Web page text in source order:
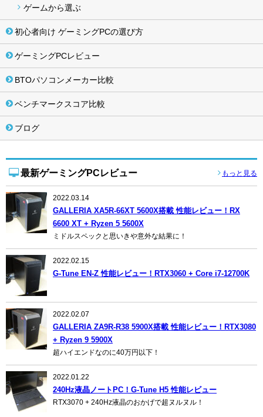
ゲームから選ぶ
初心者向け ゲーミングPCの選び方
ゲーミングPCレビュー
BTOパソコンメーカー比較
ベンチマークスコア比較
ブログ
最新ゲーミングPCレビュー もっと見る
2022.03.14
GALLERIA XA5R-66XT 5600X搭載 性能レビュー！RX
6600 XT + Ryzen 5 5600X
ミドルスペックと思いきや意外な結果に！
2022.02.15
G-Tune EN-Z 性能レビュー！RTX3060 + Core i7-12700K
2022.02.07
GALLERIA ZA9R-R38 5900X搭載 性能レビュー！RTX3080
+ Ryzen 9 5900X
超ハイエンドなのに40万円以下！
2022.01.22
240Hz液晶ノートPC！G-Tune H5 性能レビュー
RTX3070 + 240Hz液晶のおかげで超ヌルヌル！